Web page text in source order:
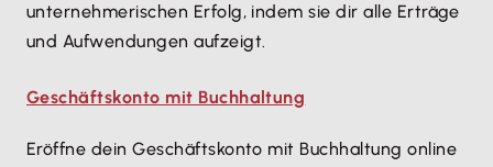
unternehmerischen Erfolg, indem sie dir alle Erträge
und Aufwendungen aufzeigt.
Geschäftskonto mit Buchhaltung
Eröffne dein Geschäftskonto mit Buchhaltung online